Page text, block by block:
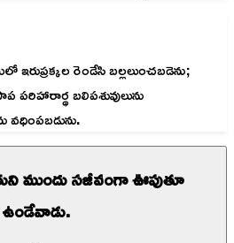
రెండేసి బల్లలుంచబడెను;
పరిహారార్థ బలిపశువులును
వధింపబడును.
ముందు సజీవంగా ఊపుతూ
ఉండేవాడు.